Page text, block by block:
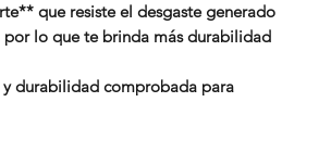
que resiste el desgaste generado
lo que te brinda más durabilidad
durabilidad comprobada para